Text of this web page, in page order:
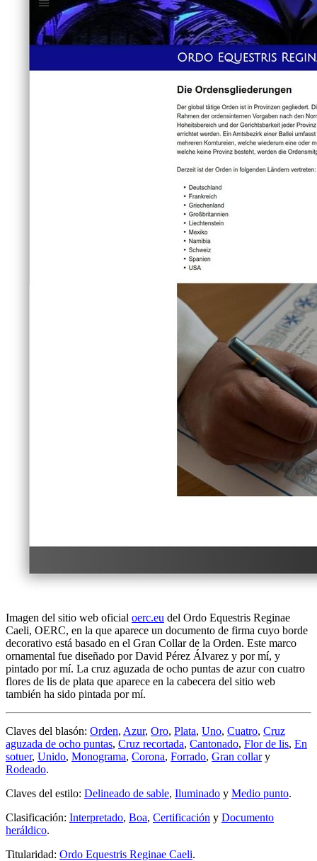
Imagen del sitio web oficial oerc.eu del Ordo Equestris Reginae
Caeli, OERC, en la que aparece un documento de firma cuyo borde
decorativo está basado en el Gran Collar de la Orden. Este marco
ornamental fue diseñado por David Pérez Álvarez y por mí, y
pintado por mí. La cruz aguzada de ocho puntas de azur con cuatro
flores de lis de plata que aparece en la cabecera del sitio web
también ha sido pintada por mí.
Claves del blasón: Orden, Azur, Oro, Plata, Uno, Cuatro, Cruz
aguzada de ocho puntas, Cruz recortada, Cantonado, Flor de lis, En
sotuer, Unido, Monograma, Corona, Forrado, Gran collary
Rodeado.
Claves del estilo: Delineado de sable, Iluminado y Medio punto.
Clasificación: Interpretado, Boa, Certificación y Documento
heráldico.
Titularidad: Ordo Equestris Reginae Caeli.